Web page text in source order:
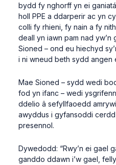
bydd fy nghorff yn ei
holl PPE a ddarperir ac yn
colli fy rhieni, fy nain a fy
deall yn iawn pam nad
Sioned – ond eu hiechyd
i ni wneud beth sydd angen
Mae Sioned – sydd wedi
fod yn ifanc – wedi
ddelio â sefyllfaoedd
awyddus i gyfansoddi
presennol.
Dywedodd: “Rwy’n ei gael
ganddo ddawn i’w gael,